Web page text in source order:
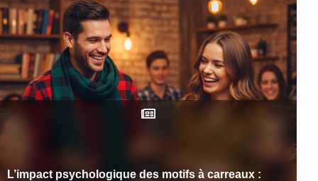
L’impact psychologique des motifs à carreaux :